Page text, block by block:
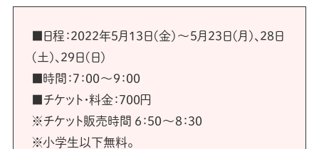
■日程：2022年5月13日(金)～5月23日(月)、28日
(土)、29日(日)
■時間：7：00～9：00
■チケット・料金：700円
※チケット販売時間 6：50～8：30
※小学生以下無料。